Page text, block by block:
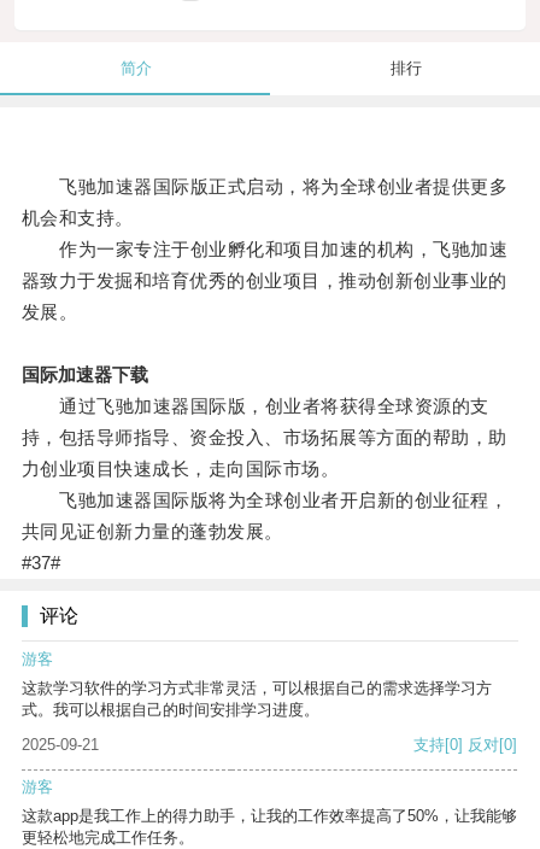
简介 排行
飞驰加速器国际版正式启动，将为全球创业者提供更多
机会和支持。
作为一家专注于创业孵化和项目加速的机构，飞驰加速
器致力于发掘和培育优秀的创业项目，推动创新创业事业的
发展。
国际加速器下载
通过飞驰加速器国际版，创业者将获得全球资源的支
持，包括导师指导、资金投入、市场拓展等方面的帮助，助
力创业项目快速成长，走向国际市场。
飞驰加速器国际版将为全球创业者开启新的创业征程，
共同见证创新力量的蓬勃发展。
#37#
评论
游客
这款学习软件的学习方式非常灵活，可以根据自己的需求选择学习方
式。我可以根据自己的时间安排学习进度。
2025-09-21
支持[0] 反对[0]
游客
这款app是我工作上的得力助手，让我的工作效率提高了50%，让我能够
更轻松地完成工作任务。